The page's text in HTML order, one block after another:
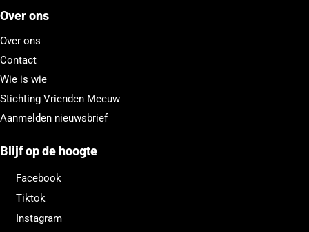
Over ons
Over ons
Contact
Wie is wie
Stichting Vrienden Meeuw
Aanmelden nieuwsbrief
Blijf op de hoogte
Facebook
Tiktok
Instagram